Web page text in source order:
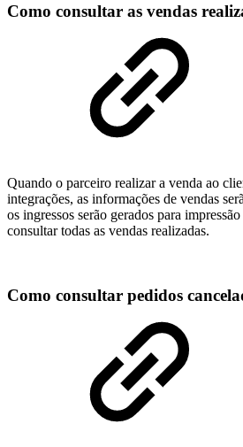
Como consultar as vendas
Quando o parceiro realizar a venda ao
integrações, as informações de vendas
os ingressos serão gerados para
consultar todas as vendas realizadas.
Como consultar pedidos